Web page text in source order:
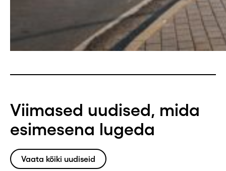
Viimased uudised, mida
esimesena lugeda
Vaata kõiki uudiseid